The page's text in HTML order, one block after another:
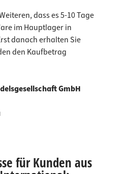
dass es 5-10 Tage
im Hauptlager in
danach erhalten Sie
den Kaufbetrag
GmbH
für Kunden aus